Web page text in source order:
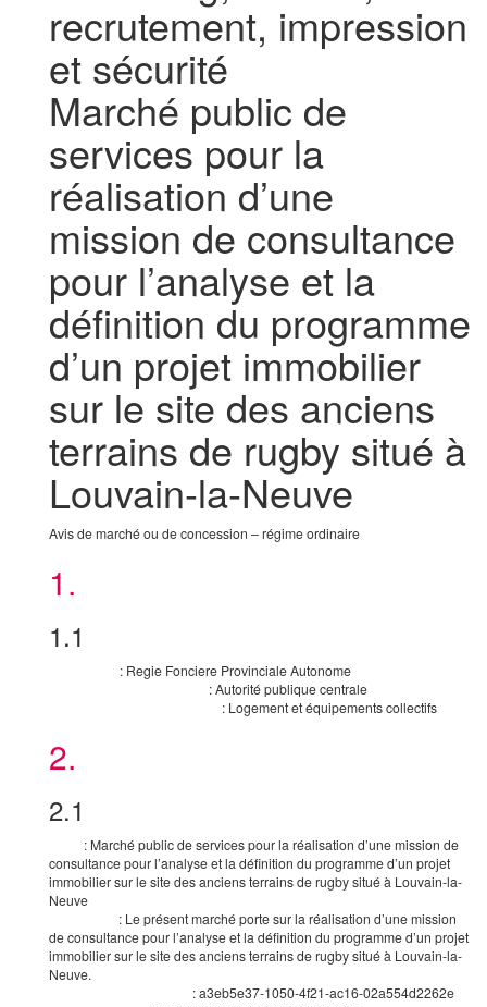
recrutement, impression
et sécurité
Marché public de
services pour la
réalisation d’une
mission de consultance
pour l’analyse et la
définition du programme
d’un projet immobilier
sur le site des anciens
terrains de rugby situé à
Louvain-la-Neuve
Avis de marché ou de concession – régime ordinaire
1.
1.1
: Regie Fonciere Provinciale Autonome
:Autorité publique centrale
: Logement et équipements collectifs
2.
2.1
: Marché public de services pour la réalisation d’une mission de
consultance pour l’analyse et la définition du programme d’un projet
immobilier sur le site des anciens terrains de rugby situé à Louvain-la-
Neuve
: Le présent marché porte sur la réalisation d’une mission
de consultance pour l’analyse et la définition du programme d’un projet
immobilier sur le site des anciens terrains de rugby situé à Louvain-la-
Neuve.
:a3eb5e37-1050-4f21-ac16-02a554d2262e
Chu Brugmann - Association Hospitalière De Bruxelles Et De
Schaerbeek - Réalisation D’un Service D’algologie Au Bâtiment
Du Site Horta
Défense - Un Accord-cadre Avec Une Seule Entreprise Pour Des
Toitures Et Des Gouttières Dans Les Logements De L'office
Central D'action Sociale Et Culturelle Du Ministère De La
(def+) À Brasschaat (bra) – Schoten (sco) – Kapellen (kap) –
Herentals (her) – Lier (lie) – Oud-turnhout (are) – Turnhout (tur)